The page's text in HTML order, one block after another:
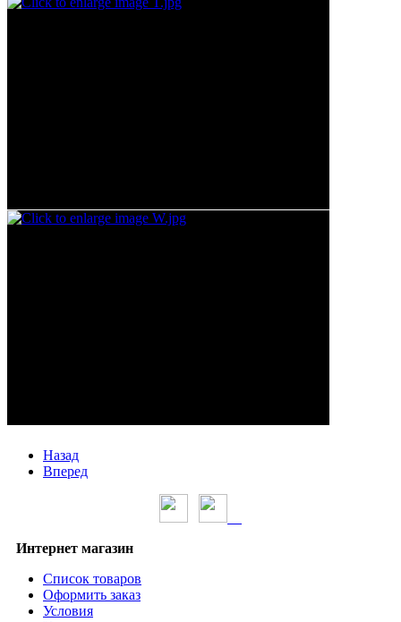
Назад
Вперед
Интернет магазин
Список товаров
Оформить заказ
Условия